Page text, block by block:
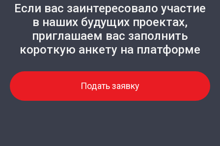
Если вас заинтересовало участие
в наших будущих проектах,
приглашаем вас заполнить
короткую анкету на платформе
Подать заявку